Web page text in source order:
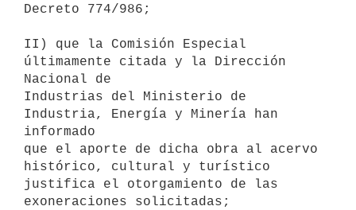
Decreto 774/986;
II) que la Comisión Especial
últimamente citada y la Dirección
Nacional de
Industrias del Ministerio de
Industria, Energía y Minería han
informado
que el aporte de dicha obra al acervo
histórico, cultural y turístico
justifica el otorgamiento de las
exoneraciones solicitadas;